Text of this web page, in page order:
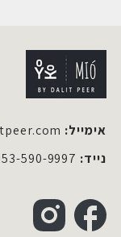
אימייל:
נייד:
ד
ד